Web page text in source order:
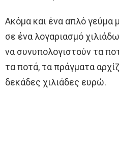
Ακόμα και ένα απλό γεύμα
σε ένα λογαριασμό
να συνυπολογιστούν τα
τα ποτά, τα πράγματα
δεκάδες χιλιάδες ευρώ.